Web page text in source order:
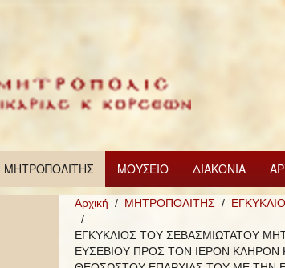
ΜΗΤΡΟΠΟΛΙΤΗΣ ΜΟΥΣΕΙΟ ΔΙΑΚΟΝΙΑ
Αρχική ΜΗΤΡΟΠΟΛΙΤΗΣ
ΕΓΚΥΚΛΙΟΣ ΤΟΥ ΣΕΒΑΣΜΙΩΤΑΤΟΥ
ΕΥΣΕΒΙΟΥ ΠΡΟΣ ΤΟΝ ΙΕΡΟΝ ΚΛΗΡΟΝ